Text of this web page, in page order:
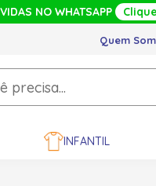
NO WHATSAPP
Quem
INFANTIL